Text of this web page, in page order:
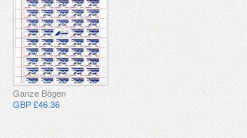
Ganze Bögen
GBP £46.36